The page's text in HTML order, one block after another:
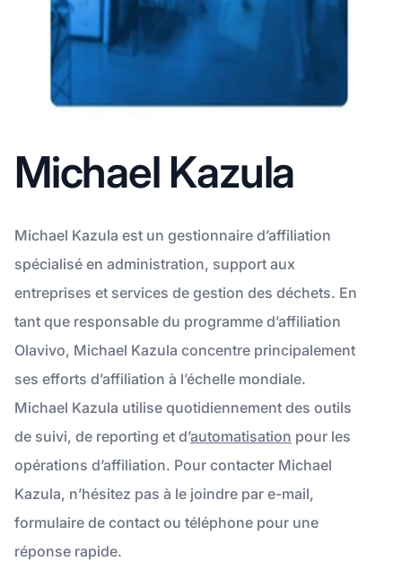
Michael Kazula
Michael Kazula est un gestionnaire d’affiliation
spécialisé en administration, support aux
entreprises et services de gestion des déchets. En
tant que responsable du programme d’affiliation
Olavivo, Michael Kazula concentre principalement
ses efforts d’affiliation à l’échelle mondiale.
Michael Kazula utilise quotidiennement des outils
de suivi, de reporting et d’automatisation pour les
opérations d’affiliation. Pour contacter Michael
Kazula, n’hésitez pas à le joindre par e-mail,
formulaire de contact ou téléphone pour une
réponse rapide.